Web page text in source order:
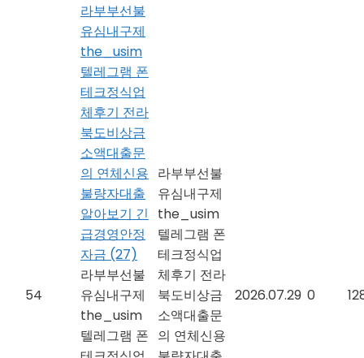
54
라부부선불
유심내구제
the_usim
텔레그램 폰
테크정식업
체후기 전라
북도비상금
소액대출문
의 연체신용
불량자대출
알아보기 긴
급경영안정
자금 (27)
라부부선불
유심내구제
the_usim
텔레그램 폰
라부부선불
유심내구제
the_usim
텔레그램 폰
테크정식업
체후기 전라
북도비상금
소액대출문
의 연체신용
2026.07.29 0